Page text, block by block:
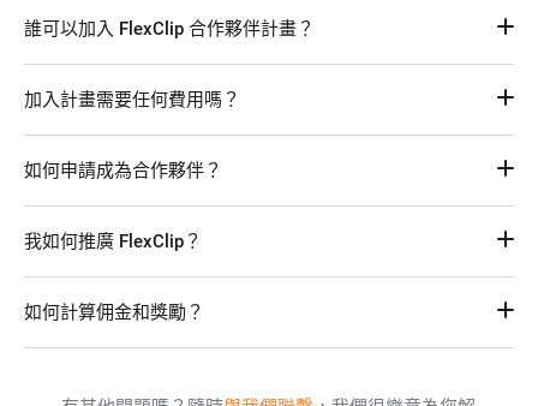
誰可以加入 FlexClip 合作夥伴計畫？
要您對影片創作、數位行銷或事業成長充滿熱情，您都可以加
入我們的計畫。我們的計畫為各種角色提供了適合的機會。
加入計畫需要任何費用嗎？
或隱藏費用。
如何申請成為合作夥伴？
繫。我們會審查您的申請並在 24 小時內與您聯繫。
我如何推廣 FlexClip？
格、電子報等。我們還提供產品評論、贊助合作與聯合行銷的
支持。
如何計算佣金和獎勵？